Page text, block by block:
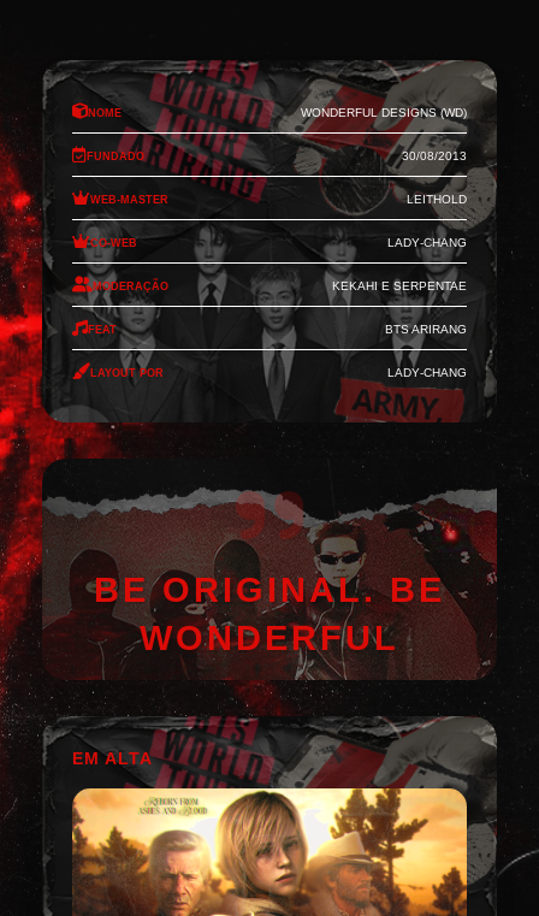
Nome Wonderful Designs (WD)
Fundado 30/08/2013
Web-Master Leithold
Co-Web Lady-Chang
Moderação Kekahi e Serpentae
Feat BTS Arirang
Layout por Lady-Chang
BE ORIGINAL. BE
WONDERFUL
EM ALTA